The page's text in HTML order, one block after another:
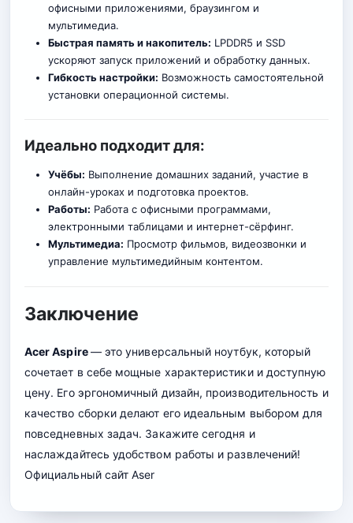
офисными приложениями, браузингом и
мультимедиа.
Быстрая память и накопитель: LPDDR5 и SSD
ускоряют запуск приложений и обработку данных.
Гибкость настройки: Возможность самостоятельной
установки операционной системы.
Идеально подходит для:
Учёбы: Выполнение домашних заданий, участие в
онлайн-уроках и подготовка проектов.
Работы: Работа с офисными программами,
электронными таблицами и интернет-сёрфинг.
Мультимедиа: Просмотр фильмов, видеозвонки и
управление мультимедийным контентом.
Заключение
Acer Aspire— это универсальный ноутбук, который
сочетает в себе мощные характеристики и доступную
цену. Его эргономичный дизайн, производительность и
качество сборки делают его идеальным выбором для
повседневных задач. Закажите сегодня и
наслаждайтесь удобством работы и развлечений!
Официальный сайтAser